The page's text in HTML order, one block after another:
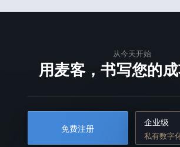
从今天开始
用麦客，书写您的
免费注册
企业级
私有数字